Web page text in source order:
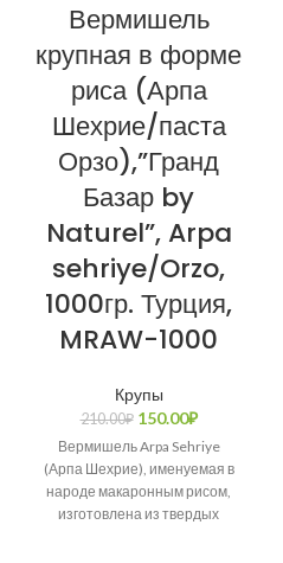
Вермишель
крупная в форме
риса (Арпа
Шехрие/паста
Орзо),”Гранд
Базар by
Naturel”, Arpa
sehriye/Orzo,
1000гр. Турция,
MRAW-1000
Крупы
210.00₽ 150.00₽
Вермишель Arpa Sehriye
(Арпа Шехрие), именуемая в
народе макаронным рисом,
изготовлена из твердых